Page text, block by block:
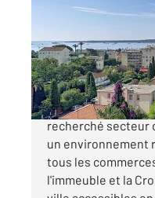
Ref : 52270
Appartement
499
EXCLUSIVITÉ
recherché secteur
un environnement
tous les
l'immeuble et la